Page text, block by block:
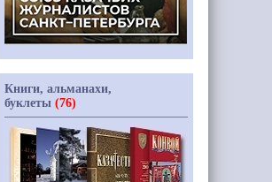
Книги, альманахи,
буклеты (76)